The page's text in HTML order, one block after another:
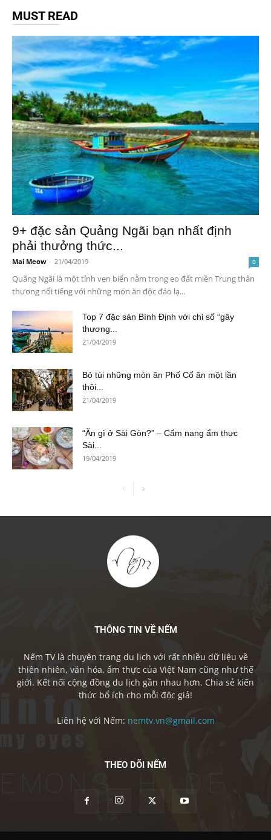
MUST READ
9+ đặc sản Quảng Ngãi bạn nhất định
phải thưởng thức...
Mai Meow - 21/04/2019 0
Quãng Ngãi là một tỉnh ven biển nằm trong eo đất miền Trung thân
thương nổi tiếng với những món ăn độc đáo lạ...
Top 7 đặc sản Bình Định với chỉ số “gây
thương...
21/04/2019
Bỏ túi những món ăn Phố Cổ ăn một lần
thôi...
21/04/2019
“Ăn gì ở Sài Gòn?” – Cẩm nang ẩm thực
Sài...
19/04/2019
THÔNG TIN VỀ NẾM
Nếm TV là chuyên trang du lịch với rất nhiều dữ liệu về
thiên nhiên, văn hóa, ẩm thực của Việt Nam cũng như thế
giới. Kết nối cộng đồng du lịch gần nhau hơn. Chia sẻ kiến
thức bổ ích cho mỗi độc giả!
Liên hệ với Nếm: nemtv.vn@gmail.com
THEO DÕI NẾM